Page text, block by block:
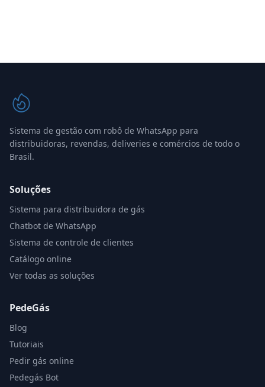
Sistema de gestão com robô de WhatsApp para
distribuidoras, revendas, deliveries e comércios de todo o
Brasil.
Soluções
Sistema para distribuidora de gás
Chatbot de WhatsApp
Sistema de controle de clientes
Catálogo online
Ver todas as soluções
PedeGás
Blog
Tutoriais
Pedir gás online
Pedegás Bot